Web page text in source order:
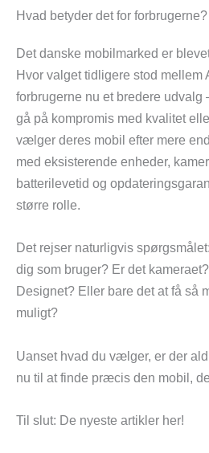
Hvad betyder det for forbrugerne?
Det danske mobilmarked er
Hvor valget tidligere stod mellem
forbrugerne nu et bredere
gå på kompromis med kvalitet
vælger deres mobil efter mere
med eksisterende enheder,
batterilevetid og
større rolle.
Det rejser naturligvis
dig som bruger? Er det
Designet? Eller bare det at få så
muligt?
Uanset hvad du vælger, er der
nu til at finde præcis den mobil,
Til slut: De nyeste artikler her!